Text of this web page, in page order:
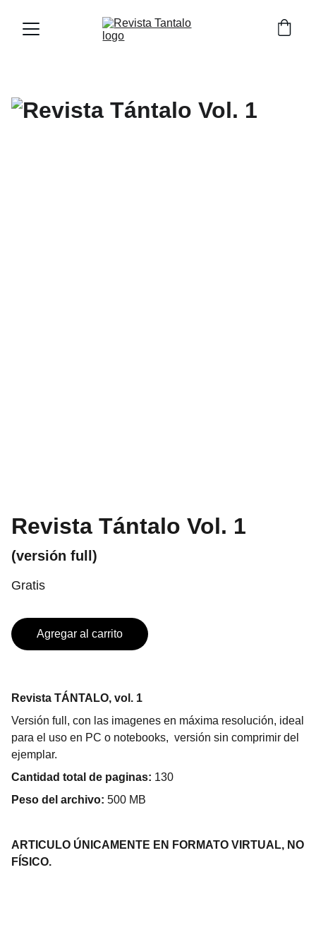
Revista Tántalo Vol. 1
(versión full)
Gratis
Agregar al carrito
Revista TÁNTALO, vol. 1
Versión full, con las imagenes en máxima resolución, ideal
para el uso en PC o notebooks, versión sin comprimir del
ejemplar.
Cantidad total de paginas: 130
Peso del archivo: 500 MB
ARTICULO ÚNICAMENTE EN FORMATO VIRTUAL, NO
FÍSICO.